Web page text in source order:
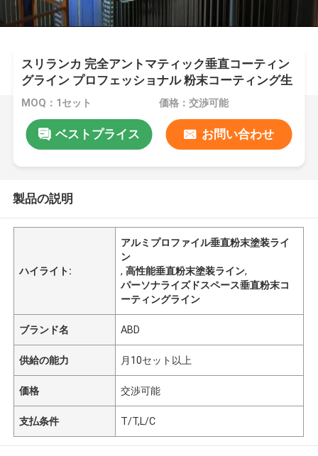
スリランカ 完全アントマティック垂直コーティン
グライン プロフェッショナル 粉末コーティング生
産ライン
MOQ：1セット 価格：交渉可能
ベストプライス お問い合わせ
製品の説明
ハイライト:
アルミプロファイル垂直粉末塗装ライ
ン
,高性能垂直粉末塗装ライン,
パーソナライズドスペース垂直粉末コ
ーティングライン
ブランド名 ABD
供給の能力 月10セット以上
価格 交渉可能
支払条件 T/T,L/C